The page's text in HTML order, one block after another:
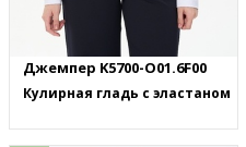
Джемпер K5700-O01.6F00
Кулирная гладь с эластаном